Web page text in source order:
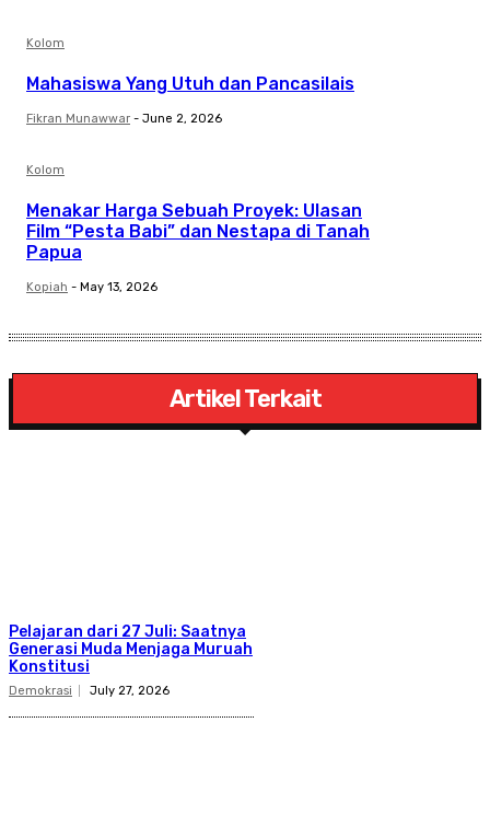
Kolom
Mahasiswa Yang Utuh dan Pancasilais
Fikran Munawwar - June 2, 2026
Kolom
Menakar Harga Sebuah Proyek: Ulasan
Film “Pesta Babi” dan Nestapa di Tanah
Papua
Kopiah - May 13, 2026
Artikel Terkait
Pelajaran dari 27 Juli: Saatnya
Generasi Muda Menjaga Muruah
Konstitusi
Demokrasi July 27, 2026